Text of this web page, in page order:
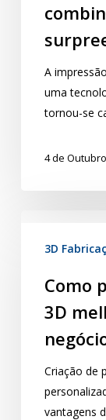
A
uma
tornou-se
4 de
3D
Como
3D
Criação de
vantagens